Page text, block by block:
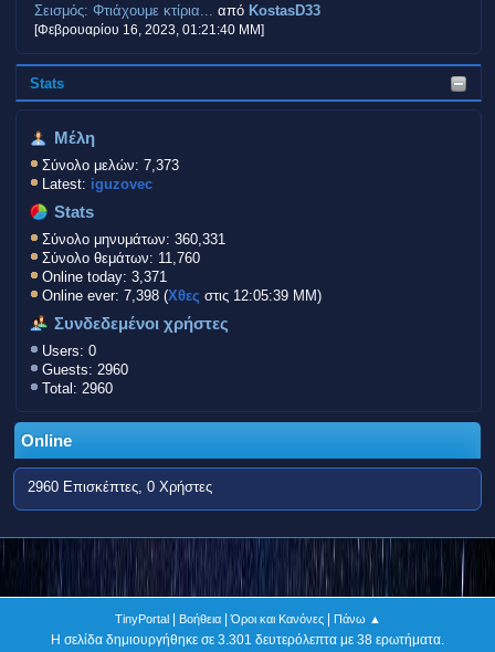
Σεισμός: Φτιάχουμε κτίρια... από KostasD33
[Φεβρουαρίου 16, 2023, 01:21:40 ΜΜ]
Stats
Μέλη
Σύνολο μελών: 7,373
Latest: iguzovec
Stats
Σύνολο μηνυμάτων: 360,331
Σύνολο θεμάτων: 11,760
Online today: 3,371
Online ever: 7,398 (Χθες στις 12:05:39 ΜΜ)
Συνδεδεμένοι χρήστες
Users: 0
Guests: 2960
Total: 2960
Online
2960 Επισκέπτες, 0 Χρήστες
TinyPortal| Βοήθεια|Όροι και Κανόνες| Πάνω ▲
Η σελίδα δημιουργήθηκε σε 3.301 δευτερόλεπτα με 38 ερωτήματα.